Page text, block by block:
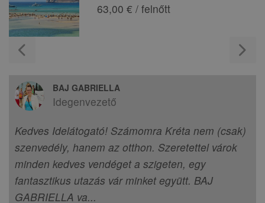
chevron_left
63,00 € / felnőtt
chevron_right
BAJ GABRIELLA
Idegenvezető
Kedves Idelátogató! Számomra Kréta nem (csak)
szenvedély, hanem az otthon. Szeretettel várok
minden kedves vendéget a szigeten, egy
fantasztikus utazás vár minket együtt. BAJ
GABRIELLA va...